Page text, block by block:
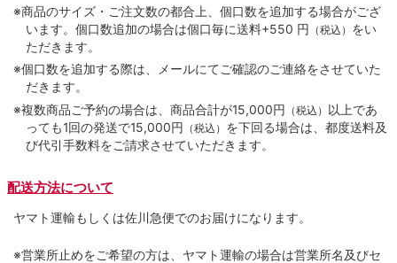
※商品のサイズ・ご注文数の都合上、個口数を追加する場合がござ
います。個口数追加の場合は個口毎に送料+550 円 （税込） をい
ただきます。
※個口数を追加する際は、メールにてご確認のご連絡をさせていた
だきます。
※複数商品ご予約の場合は、商品合計が15,000円 （税込） 以上であ
っても1回の発送で15,000円 （税込） を下回る場合は、都度送料及
び代引手数料をご請求させていただきます。
配送方法について
ヤマト運輸もしくは佐川急便でのお届けになります。
※営業所止めをご希望の方は、ヤマト運輸の場合は営業所名及びセ